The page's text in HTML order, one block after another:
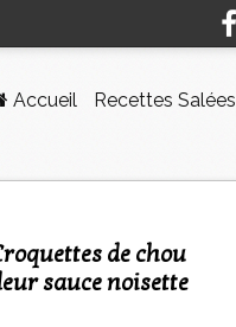
Accueil Recettes Salées
sauce noisette